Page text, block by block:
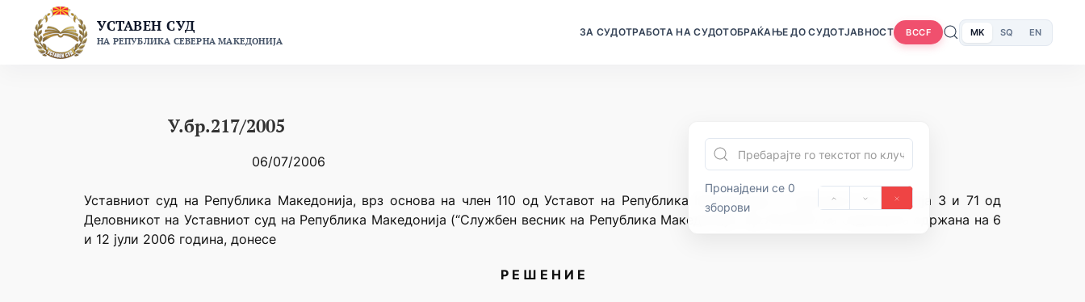
content
УСТАВЕН СУД
НА РЕПУБЛИКА СЕВЕРНА МАКЕДОНИЈА
ЗА СУДОТРАБОТА НА СУДОТОБРАЌАЊЕ ДО СУДОТЈАВНОСТ BCCF MK SQ EN
У.бр.217/2005
06/07/2006
Пронајдени се 0
зборови
Уставниот суд на Република Македонија, врз основа на член 110 од Уставот на Република Македонија и членовите 28 алинеја 3 и 71 од
Деловникот на Уставниот суд на Република Македонија (“Службен весник на Република Македонија” бр.70/1992) на седницата одржана на 6
и 12 јули 2006 година, донесе
Р Е Ш Е Н И Е